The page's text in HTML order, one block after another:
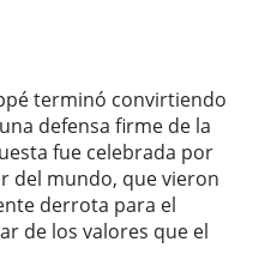
terminó convirtiendo
defensa firme de la
fue celebrada por
del mundo, que vieron
derrota para el
de los valores que el